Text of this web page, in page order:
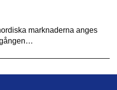
marknaderna anges